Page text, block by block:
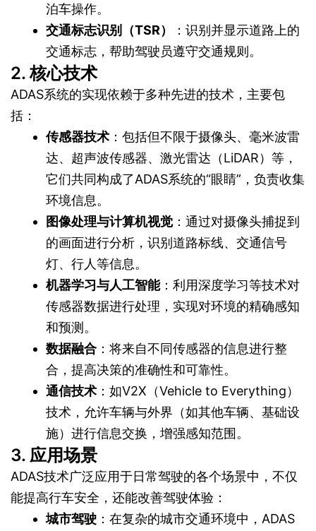
泊车操作。
交通标志识别（TSR）
：识别并显示道路上的
交通标志，帮助驾驶员遵守交通规则。
2. 核心技术
ADAS系统的实现依赖于多种先进的技术，主要包
括：
传感器技术 ：包括但不限于摄像头、毫米波雷
达、超声波传感器、激光雷达（LiDAR）等，
它们共同构成了ADAS系统的“眼睛”，负责收集
环境信息。
图像处理与计算机视觉：通过对摄像头捕捉到
的画面进行分析，识别道路标线、交通信号
灯、行人等信息。
机器学习与人工智能：利用深度学习等技术对
传感器数据进行处理，实现对环境的精确感知
和预测。
数据融合 ：将来自不同传感器的信息进行整
合，提高决策的准确性和可靠性。
通信技术 ：如V2X（Vehicle to Everything）
技术，允许车辆与外界（如其他车辆、基础设
施）进行信息交换，增强感知范围。
3. 应用场景
ADAS技术广泛应用于日常驾驶的各个场景中，不仅
能提高行车安全，还能改善驾驶体验：
城市驾驶 ：在复杂的城市交通环境中，ADAS